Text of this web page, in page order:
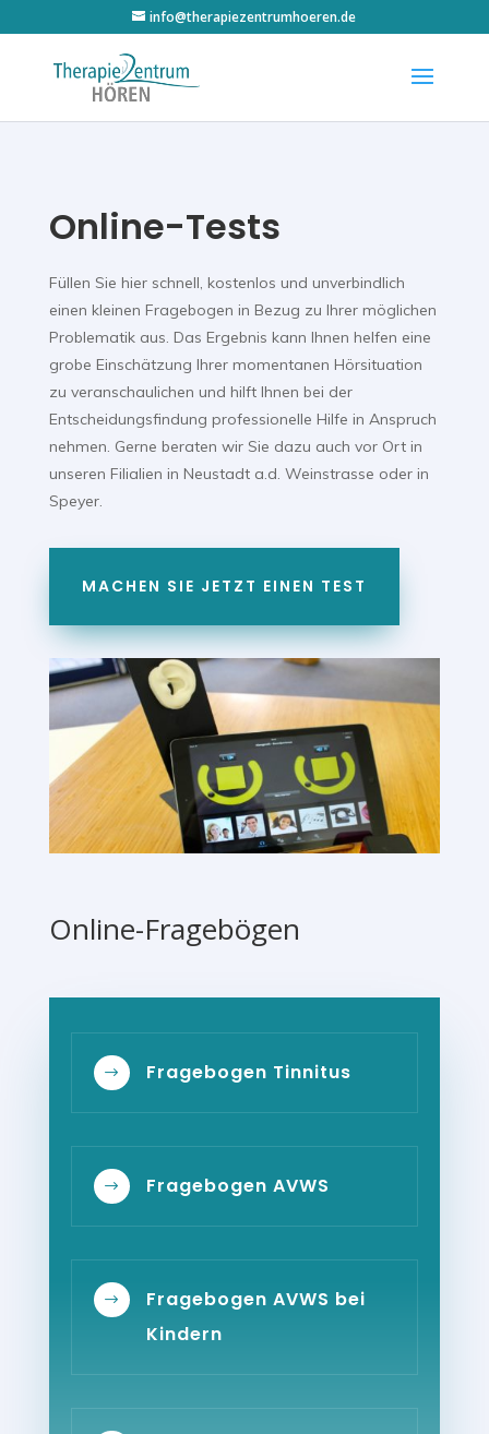
info@therapiezentrumhoeren.de
Online-Tests
Füllen Sie hier schnell, kostenlos und unverbindlich
einen kleinen Fragebogen in Bezug zu Ihrer möglichen
Problematik aus. Das Ergebnis kann Ihnen helfen eine
grobe Einschätzung Ihrer momentanen Hörsituation
zu veranschaulichen und hilft Ihnen bei der
Entscheidungsfindung professionelle Hilfe in Anspruch
nehmen. Gerne beraten wir Sie dazu auch vor Ort in
unseren Filialien in Neustadt a.d. Weinstrasse oder in
Speyer.
MACHEN SIE JETZT EINEN TEST
Online-Fragebögen
$ Fragebogen Tinnitus
$ Fragebogen AVWS
$
Fragebogen AVWS bei
Kindern